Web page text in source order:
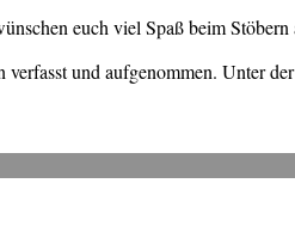
euch viel Spaß beim Stöbern
und aufgenommen. Unter der